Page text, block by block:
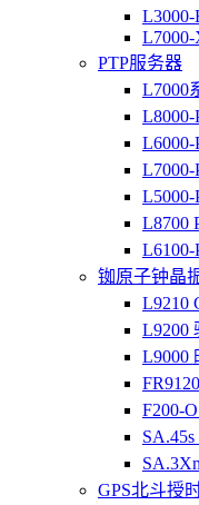
L3000-
PTP服务器
L7000
L6000-
L7000-
L5000-
L8700
L6100-
铷原子钟晶
L9210
L9200
L9000
F200-
GPS北斗授